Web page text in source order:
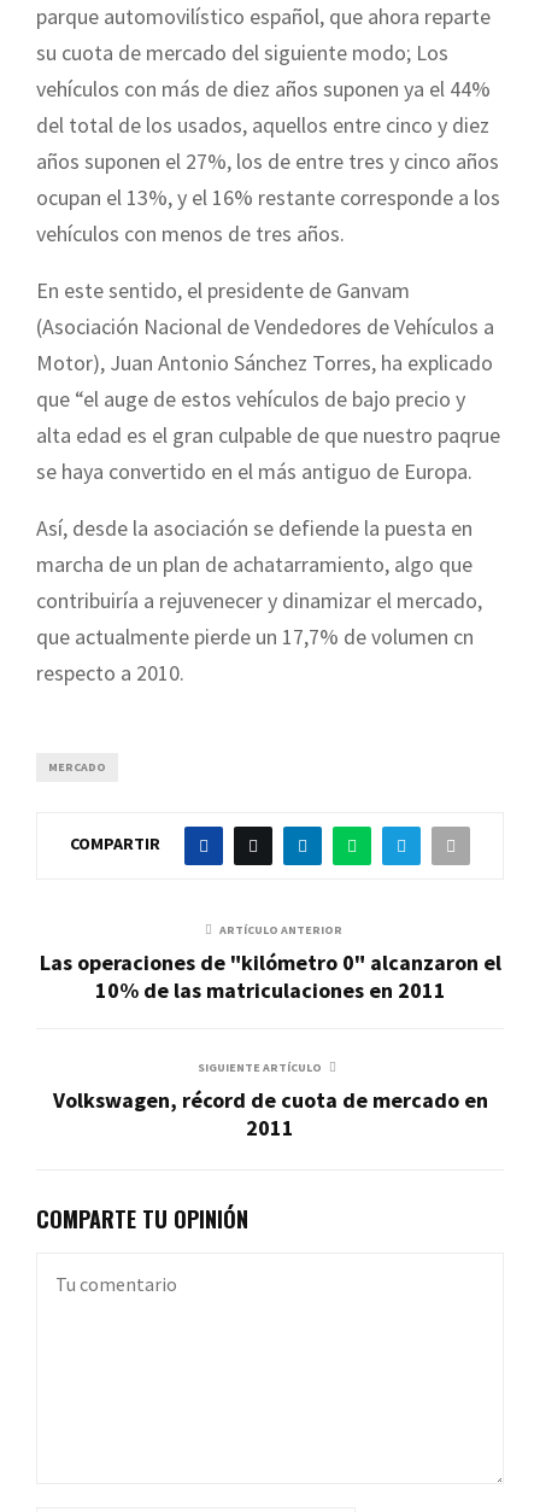
parque automovilístico español, que ahora reparte
su cuota de mercado del siguiente modo; Los
vehículos con más de diez años suponen ya el 44%
del total de los usados, aquellos entre cinco y diez
años suponen el 27%, los de entre tres y cinco años
ocupan el 13%, y el 16% restante corresponde a los
vehículos con menos de tres años.
En este sentido, el presidente de Ganvam
(Asociación Nacional de Vendedores de Vehículos a
Motor), Juan Antonio Sánchez Torres, ha explicado
que “el auge de estos vehículos de bajo precio y
alta edad es el gran culpable de que nuestro paqrue
se haya convertido en el más antiguo de Europa.
Así, desde la asociación se defiende la puesta en
marcha de un plan de achatarramiento, algo que
contribuiría a rejuvenecer y dinamizar el mercado,
que actualmente pierde un 17,7% de volumen cn
respecto a 2010.
MERCADO
COMPARTIR
ARTÍCULO ANTERIOR
Las operaciones de "kilómetro 0" alcanzaron el
10% de las matriculaciones en 2011
SIGUIENTE ARTÍCULO
Volkswagen, récord de cuota de mercado en
2011
COMPARTE TU OPINIÓN